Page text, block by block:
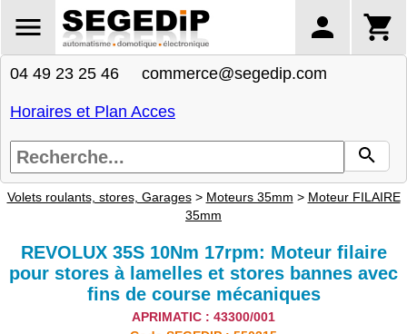
04 49 23 25 46 commerce@segedip.com
Horaires et Plan Acces
Volets roulants, stores, Garages> Moteurs 35mm > Moteur FILAIRE
35mm
REVOLUX 35S 10Nm 17rpm: Moteur filaire
pour stores à lamelles et stores bannes avec
fins de course mécaniques
APRIMATIC : 43300/001